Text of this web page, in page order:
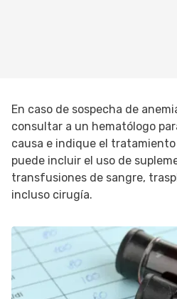
En caso de sospecha de
consultar a un hematólogo
causa e indique el
puede incluir el uso de
transfusiones de sangre,
incluso cirugía.